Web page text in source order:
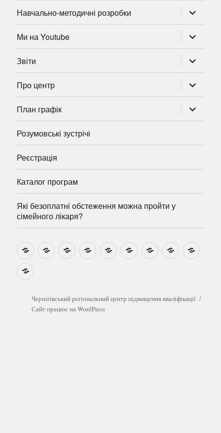
Навчально-методичні розробки
підменю
Ми на Youtube
підменю
Звіти
підменю
Про центр
підменю
План графік
підменю
Розумовські зустрічі
Реєстрація
Каталог програм
Які безоплатні обстеження можна пройти у
сімейного лікаря?
НовиниНавчально-
методичні
Ми
на
Звіти Про
центр
План
графік
Розумовські
зустрічі
Реєстрація
Які
безоплатні
можна
пройти
у
Чернігівський регіональний центр підвищення кваліфікації
Сайт працює на WordPress